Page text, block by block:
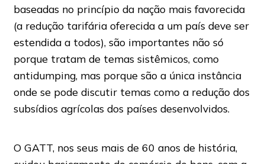
baseadas no princípio da nação mais favorecida
(a redução tarifária oferecida a um país deve ser
estendida a todos), são importantes não só
porque tratam de temas sistêmicos, como
antidumping, mas porque são a única instância
onde se pode discutir temas como a redução dos
subsídios agrícolas dos países desenvolvidos.
O GATT, nos seus mais de 60 anos de história,